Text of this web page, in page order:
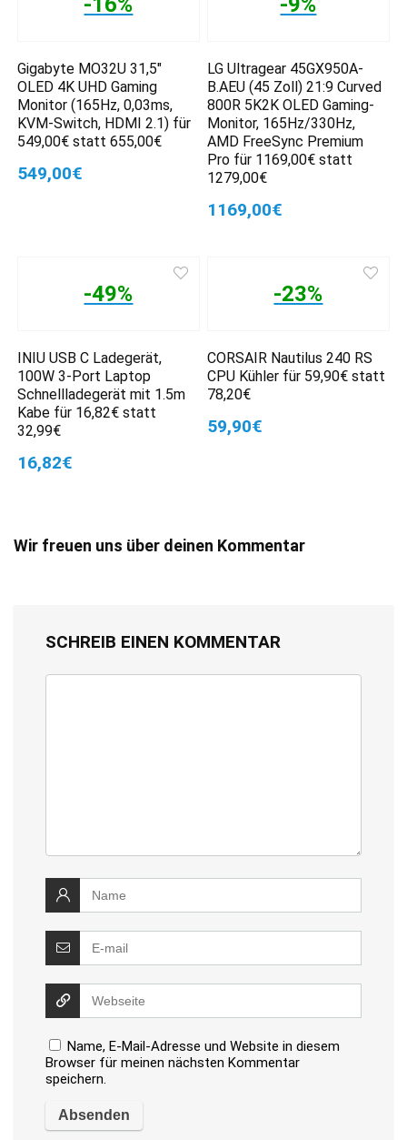
Gigabyte MO32U 31,5″
OLED 4K UHD Gaming
Monitor (165Hz, 0,03ms,
KVM-Switch, HDMI 2.1) für
549,00€ statt 655,00€
549,00€
LG Ultragear 45GX950A-
B.AEU (45 Zoll) 21:9 Curved
800R 5K2K OLED Gaming-
Monitor, 165Hz/330Hz,
AMD FreeSync Premium
Pro für 1169,00€ statt
1279,00€
1169,00€
-49%
INIU USB C Ladegerät,
100W 3-Port Laptop
Schnellladegerät mit 1.5m
Kabe für 16,82€ statt
32,99€
16,82€
-23%
CORSAIR Nautilus 240 RS
CPU Kühler für 59,90€ statt
78,20€
59,90€
Wir freuen uns über deinen Kommentar
SCHREIB EINEN KOMMENTAR
Name, E-Mail-Adresse und Website in diesem
Browser für meinen nächsten Kommentar
speichern.